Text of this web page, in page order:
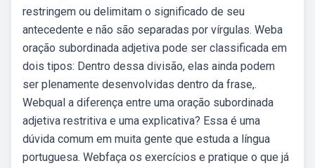
restringem ou delimitam o significado de seu
antecedente e não são separadas por vírgulas. Weba
oração subordinada adjetiva pode ser classificada em
dois tipos: Dentro dessa divisão, elas ainda podem
ser plenamente desenvolvidas dentro da frase,.
Webqual a diferença entre uma oração subordinada
adjetiva restritiva e uma explicativa? Essa é uma
dúvida comum em muita gente que estuda a língua
portuguesa. Webfaça os exercícios e pratique o que já